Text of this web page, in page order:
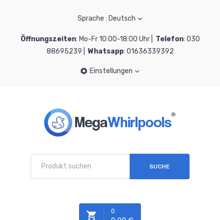
Sprache : Deutsch
Öffnungszeiten: Mo-Fr 10:00-18:00 Uhr | Telefon: 030
88695239 | Whatsapp: 01636339392
Einstellungen
SUCHE
0